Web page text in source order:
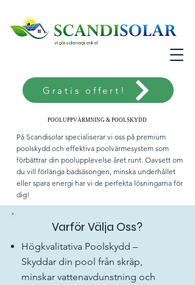
Vi gör solenergi enkel
Gratis offert!
POOLUPPVÄRMNING & POOLSKYDD
POOLUPPVÄRMNING & POOLSKYDD
På Scandisolar specialiserar vi oss på premium
poolskydd och effektiva poolvärmesystem som
förbättrar din poolupplevelse året runt. Oavsett om
du vill förlänga badsäsongen, minska underhållet
eller spara energi har vi de perfekta lösningarna för
dig!
Varför Välja Oss?
Högkvalitativa Poolskydd –
Skyddar din pool från skräp,
minskar vattenavdunstning och